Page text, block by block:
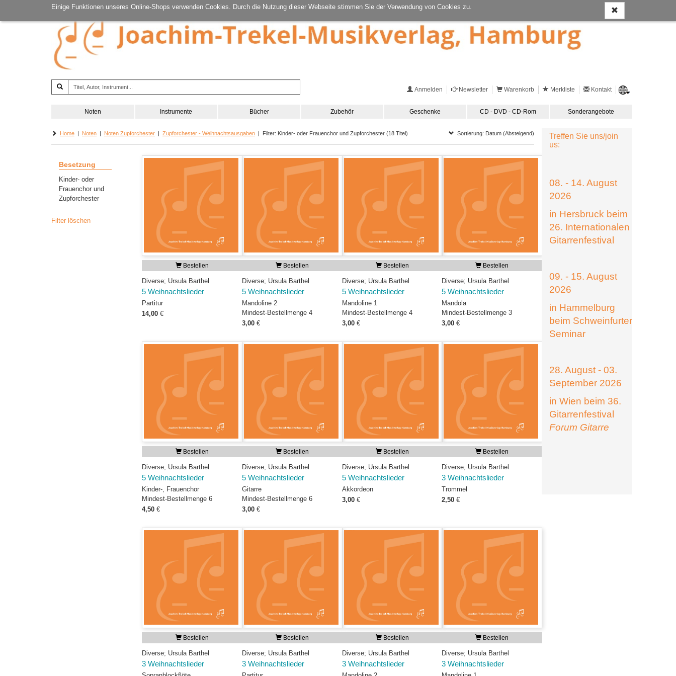
Einige Funktionen unseres Online-Shops verwenden Cookies. Durch die Nutzung dieser Webseite stimmen Sie der Verwendung von Cookies zu.
Anmelden Newsletter Warenkorb Merkliste Kontakt
Noten Instrumente Bücher Zubehör Geschenke CD - DVD - CD-Rom Sonderangebote
Home | Noten | Noten Zupforchester | Zupforchester - Weihnachtsausgaben | Filter: Kinder- oder Frauenchor und Zupforchester (18 Titel) Sortierung: Datum (Absteigend)
Besetzung
Kinder- oder
Frauenchor und
Zupforchester
Filter löschen
Bestellen
Diverse; Ursula Barthel
5 Weihnachtslieder
Partitur
14,00 €
Bestellen
Diverse; Ursula Barthel
5 Weihnachtslieder
Mandoline 2
Mindest-Bestellmenge 4
3,00 €
Bestellen
Diverse; Ursula Barthel
5 Weihnachtslieder
Mandoline 1
Mindest-Bestellmenge 4
3,00 €
Bestellen
Diverse; Ursula Barthel
5 Weihnachtslieder
Mandola
Mindest-Bestellmenge 3
3,00€
Bestellen
Diverse; Ursula Barthel
5 Weihnachtslieder
Kinder-, Frauenchor
Mindest-Bestellmenge 6
4,50 €
Bestellen
Diverse; Ursula Barthel
5 Weihnachtslieder
Gitarre
Mindest-Bestellmenge 6
3,00 €
Bestellen
Diverse; Ursula Barthel
5 Weihnachtslieder
Akkordeon
3,00 €
Bestellen
Diverse; Ursula Barthel
3 Weihnachtslieder
Trommel
2,50€
Bestellen
Diverse; Ursula Barthel
3 Weihnachtslieder
Bestellen
Diverse; Ursula Barthel
3 Weihnachtslieder
Bestellen
Diverse; Ursula Barthel
3 Weihnachtslieder
Bestellen
Diverse; Ursula Barthel
3 Weihnachtslieder
Treffen Sie uns/join
us:
08. - 14. August
2026
in Hersbruck beim
26. Internationalen
Gitarrenfestival
09. - 15. August
2026
in Hammelburg
beim Schweinfurter
Seminar
28. August - 03.
September 2026
in Wien beim 36.
Gitarrenfestival
Forum Gitarre